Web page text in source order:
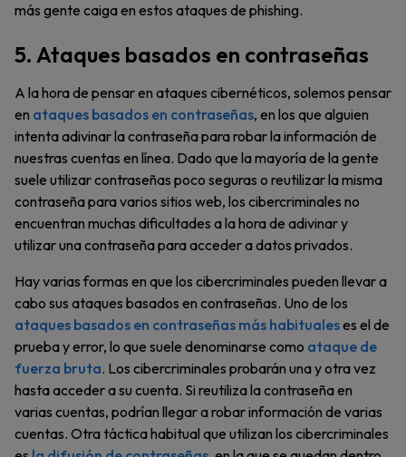
más gente caiga en estos ataques de phishing.
5. Ataques basados en contraseñas
A la hora de pensar en ataques cibernéticos, solemos pensar
en ataques basados en contraseñas, en los que alguien
intenta adivinar la contraseña para robar la información de
nuestras cuentas en línea. Dado que la mayoría de la gente
suele utilizar contraseñas poco seguras o reutilizar la misma
contraseña para varios sitios web, los cibercriminales no
encuentran muchas dificultades a la hora de adivinar y
utilizar una contraseña para acceder a datos privados.
Hay varias formas en que los cibercriminales pueden llevar a
cabo sus ataques basados en contraseñas. Uno de los
ataques basados en contraseñas más habitualeses el de
prueba y error, lo que suele denominarse como ataque de
fuerza bruta. Los cibercriminales probarán una y otra vez
hasta acceder a su cuenta. Si reutiliza la contraseña en
varias cuentas, podrían llegar a robar información de varias
cuentas. Otra táctica habitual que utilizan los cibercriminales